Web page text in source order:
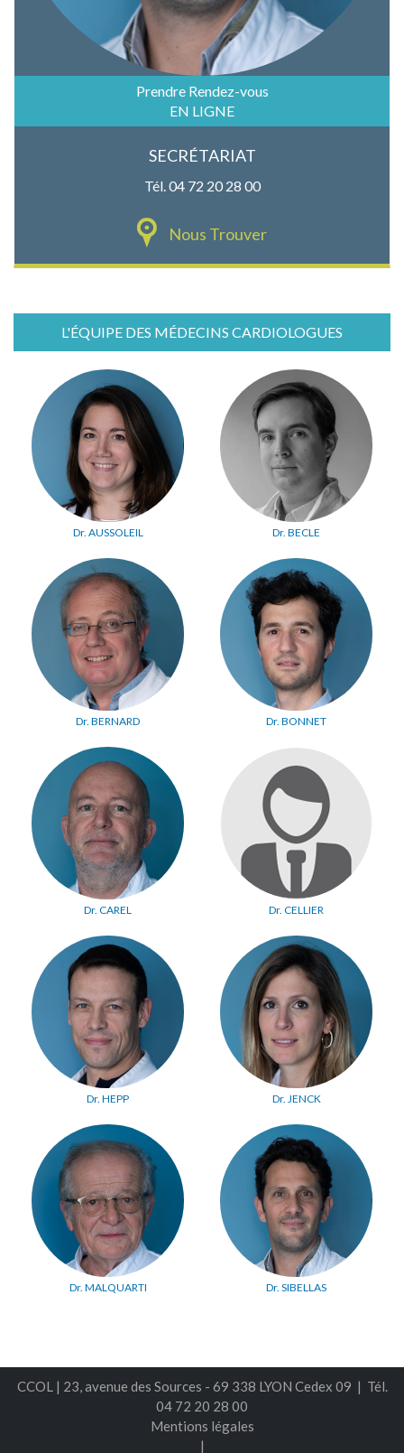
Prendre Rendez-vous
EN LIGNE
SECRÉTARIAT
Tél. 04 72 20 28 00
Nous Trouver
L'ÉQUIPE DES MÉDECINS CARDIOLOGUES
Dr. AUSSOLEIL Dr. BECLE
Dr. BERNARD Dr. BONNET
Dr. CAREL Dr. CELLIER
Dr. HEPP Dr. JENCK
Dr. MALQUARTI Dr. SIBELLAS
CCOL | 23, avenue des Sources - 69 338 LYON Cedex 09 | Tél.
04 72 20 28 00
Mentions légales
|